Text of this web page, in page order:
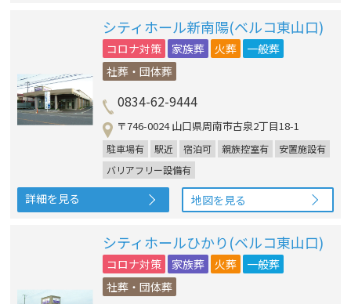
シティホール新南陽(ベルコ東山口)
コロナ対策 家族葬 火葬
一般葬
社葬・団体葬
0834-62-9444
〒746-0024 山口県周南市古泉2丁目18-1
駐車場有 駅近 宿泊可 親族控室有
安置施設有
バリアフリー設備有
詳細を見る 地図を見る
シティホールひかり(ベルコ東山口)
コロナ対策 家族葬 火葬
一般葬
社葬・団体葬